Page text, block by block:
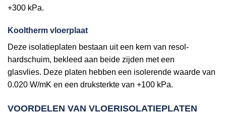
+300 kPa.
Kooltherm vloerplaat
Deze isolatieplaten bestaan uit een kern van resol-
hardschuim, bekleed aan beide zijden met een
glasvlies. Deze platen hebben een isolerende waarde van
0.020 W/mK en een druksterkte van +100 kPa.
VOORDELEN VAN VLOERISOLATIEPLATEN